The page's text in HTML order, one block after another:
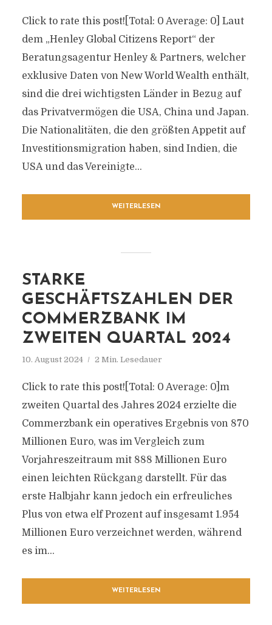
Click to rate this post![Total: 0 Average: 0] Laut
dem „Henley Global Citizens Report“ der
Beratungsagentur Henley & Partners, welcher
exklusive Daten von New World Wealth enthält,
sind die drei wichtigsten Länder in Bezug auf
das Privatvermögen die USA, China und Japan.
Die Nationalitäten, die den größten Appetit auf
Investitionsmigration haben, sind Indien, die
USA und das Vereinigte...
WEITERLESEN
STARKE
GESCHÄFTSZAHLEN DER
COMMERZBANK IM
ZWEITEN QUARTAL 2024
10. August 2024 2 Min. Lesedauer
Click to rate this post![Total: 0 Average: 0]m
zweiten Quartal des Jahres 2024 erzielte die
Commerzbank ein operatives Ergebnis von 870
Millionen Euro, was im Vergleich zum
Vorjahreszeitraum mit 888 Millionen Euro
einen leichten Rückgang darstellt. Für das
erste Halbjahr kann jedoch ein erfreuliches
Plus von etwa elf Prozent auf insgesamt 1.954
Millionen Euro verzeichnet werden, während
es im...
WEITERLESEN